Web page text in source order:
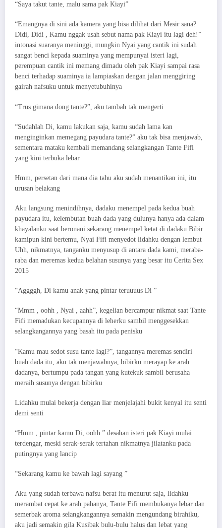
“Saya takut tante, malu sama pak Kiayi”
“Emangnya di sini ada kamera yang bisa dilihat dari Mesir sana?
Didi, Didi , Kamu nggak usah sebut nama pak Kiayi itu lagi deh!”
intonasi suaranya meninggi, mungkin Nyai yang cantik ini sudah
sangat benci kepada suaminya yang mempunyai isteri lagi,
perempuan cantik ini memang dimadu oleh pak Kiayi sampai rasa
benci terhadap suaminya ia lampiaskan dengan jalan menggiring
gairah nafsuku untuk menyetubuhinya
“Trus gimana dong tante?”, aku tambah tak mengerti
“Sudahlah Di, kamu lakukan saja, kamu sudah lama kan
menginginkan memegang payudara tante?” aku tak bisa menjawab,
sementara mataku kembali memandang selangkangan Tante Fifi
yang kini terbuka lebar
Hmm, persetan dari mana dia tahu aku sudah menantikan ini, itu
urusan belakang
Aku langsung menindihnya, dadaku menempel pada kedua buah
payudara itu, kelembutan buah dada yang dulunya hanya ada dalam
khayalanku saat beronani sekarang menempel ketat di dadaku Bibir
kamipun kini bertemu, Nyai Fifi menyedot lidahku dengan lembut
Uhh, nikmatnya, tanganku menyusup di antara dada kami, meraba-
raba dan meremas kedua belahan susunya yang besar itu Cerita Sex
2015
“Aggggh, Di kamu anak yang pintar teruuuus Di ”
“Mmm , oohh , Nyai , aahh”, kegelian bercampur nikmat saat Tante
Fifi memadukan kecupannya di leherku sambil menggesekkan
selangkangannya yang basah itu pada penisku
“Kamu mau sedot susu tante lagi?”, tangannya meremas sendiri
buah dada itu, aku tak menjawabnya, bibirku merayap ke arah
dadanya, bertumpu pada tangan yang kutekuk sambil berusaha
meraih susunya dengan bibirku
Lidahku mulai bekerja dengan liar menjelajahi bukit kenyal itu senti
demi senti
“Hmm , pintar kamu Di, oohh ” desahan isteri pak Kiayi mulai
terdengar, meski serak-serak tertahan nikmatnya jilatanku pada
putingnya yang lancip
“Sekarang kamu ke bawah lagi sayang ”
Aku yang sudah terbawa nafsu berat itu menurut saja, lidahku
merambat cepat ke arah pahanya, Tante Fifi membukanya lebar dan
semerbak aroma selangkangannya semakin mengundang birahiku,
aku jadi semakin gila Kusibak bulu-bulu halus dan lebat yang